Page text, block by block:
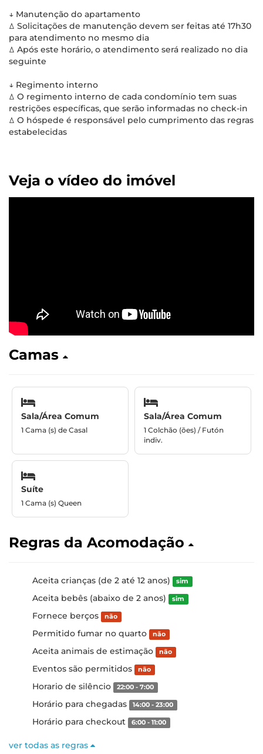
↓ Manutenção do apartamento
ꕔ Solicitações de manutenção devem ser feitas até 17h30
para atendimento no mesmo dia
ꕔ Após este horário, o atendimento será realizado no dia
seguinte
↓ Regimento interno
ꕔ O regimento interno de cada condomínio tem suas
restrições específicas, que serão informadas no check-in
ꕔ O hóspede é responsável pelo cumprimento das regras
estabelecidas
Veja o vídeo do imóvel
Camas
Sala/Área Comum
1 Cama (s) de Casal
Sala/Área Comum
1 Colchão (ões) / Futón
indiv.
Suíte
1 Cama (s) Queen
Regras da Acomodação
Aceita crianças (de 2 até 12 anos) sim
Aceita bebês (abaixo de 2 anos) sim
Fornece berços não
Permitido fumar no quarto não
Aceita animais de estimação não
Eventos são permitidos não
Horario de silêncio 22:00 - 7:00
Horário para chegadas 14:00 - 23:00
Horário para checkout 6:00 - 11:00
ver todas as regras